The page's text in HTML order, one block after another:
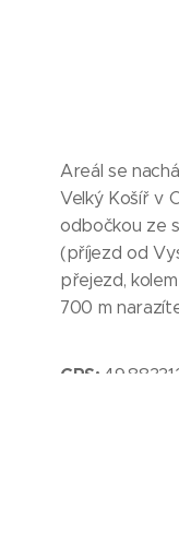
Areál se
Velký Košíř v
odbočkou ze
(příjezd od
přejezd,
700 m
GPS: